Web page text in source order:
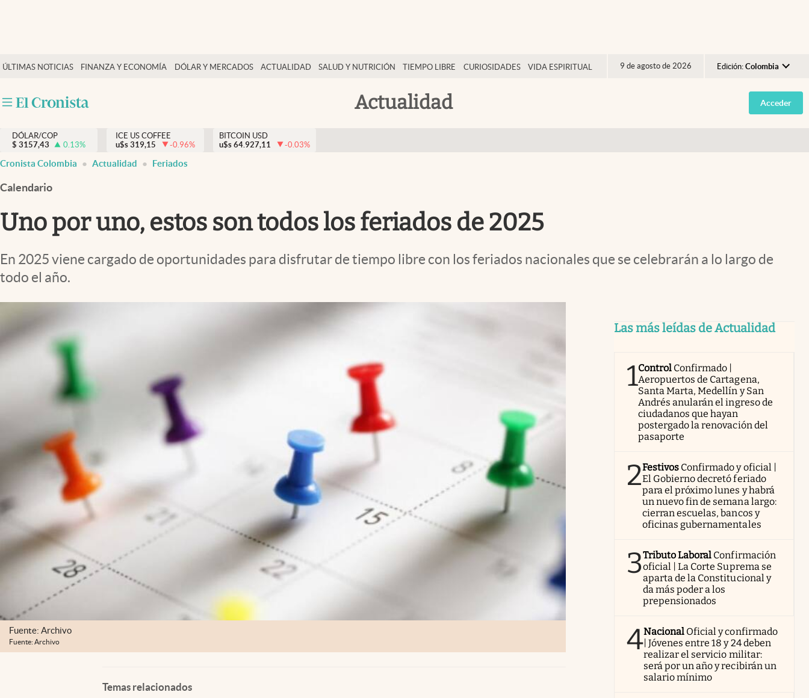
ÚLTIMAS NOTICIAS FINANZA Y ECONOMÍA DÓLAR Y MERCADOS ACTUALIDAD SALUD Y NUTRICIÓN TIEMPO LIBRE CURIOSIDADES VIDA ESPIRITUAL 9 de agosto de 2026 Edición: Colombia
Argentina
España
Actualidad
Salud y nutrición
Tiempo libre
Dólar y mercados
Curiosidades
Acceder
DÓLAR/COP
$ 3157,43 0.13%
ICE US COFFEE
u$s 319,15 -0.96%
BITCOIN USD
u$s 64.927,11 -0.03%
Cronista Colombia Actualidad Feriados
Calendario
Uno por uno, estos son todos los feriados de 2025
En 2025 viene cargado de oportunidades para disfrutar de tiempo libre con los feriados nacionales que se celebrarán a lo largo de
todo el año.
Fuente: Archivo
Fuente: Archivo
Temas relacionados
Las más leídas de Actualidad
1Control Confirmado |
Aeropuertos de Cartagena,
Santa Marta, Medellín y San
Andrés anularán el ingreso de
ciudadanos que hayan
postergado la renovación del
pasaporte
2Festivos Confirmado y oficial |
El Gobierno decretó feriado
para el próximo lunes y habrá
un nuevo fin de semana largo:
cierran escuelas, bancos y
oficinas gubernamentales
3Tributo Laboral Confirmación
oficial | La Corte Suprema se
aparta de la Constitucional y
da más poder a los
prepensionados
4Nacional Oficial y confirmado
| Jóvenes entre 18 y 24 deben
realizar el servicio militar:
será por un año y recibirán un
salario mínimo